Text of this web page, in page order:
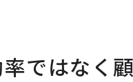
率ではな